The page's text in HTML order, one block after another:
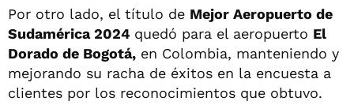
Por otro lado, el título de Mejor Aeropuerto de
Sudamérica 2024 quedó para el aeropuerto El
Dorado de Bogotá, en Colombia, manteniendo y
mejorando su racha de éxitos en la encuesta a
clientes por los reconocimientos que obtuvo.